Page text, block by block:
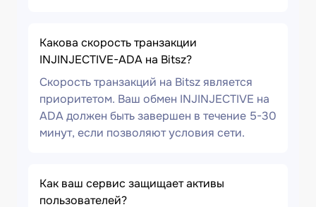
Какова скорость транзакции
INJINJECTIVE-ADA на Bitsz?
Скорость транзакций на Bitsz является
приоритетом. Ваш обмен INJINJECTIVE на
ADA должен быть завершен в течение 5-30
минут, если позволяют условия сети.
Как ваш сервис защищает активы
пользователей?